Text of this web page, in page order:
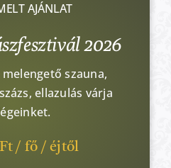
AJÁNLAT
2026
szauna,
ellazulás várja
/ fő / éjtől